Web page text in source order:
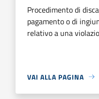
Procedimento di
pagamento o di
relativo a una
VAI ALLA PAGINA